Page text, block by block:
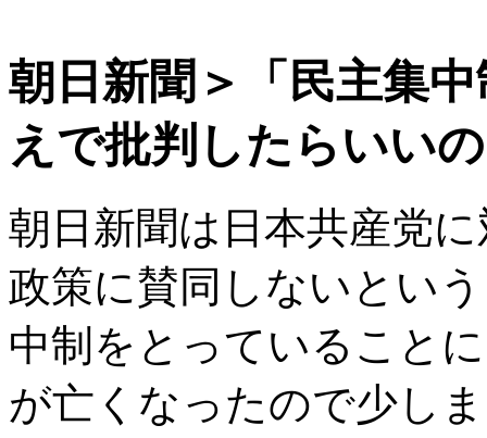
朝日新聞＞「民主集
えで批判したらいい
朝日新聞は日本共産党
政策に賛同しないとい
中制をとっていること
が亡くなったので少し